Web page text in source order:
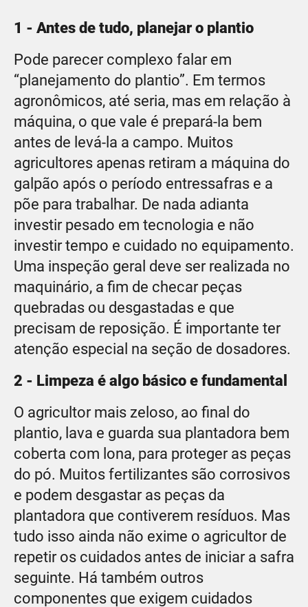
1 - Antes de tudo, planejar o plantio
Pode parecer complexo falar em
“planejamento do plantio”. Em termos
agronômicos, até seria, mas em relação à
máquina, o que vale é prepará-la bem
antes de levá-la a campo. Muitos
agricultores apenas retiram a máquina do
galpão após o período entressafras e a
põe para trabalhar. De nada adianta
investir pesado em tecnologia e não
investir tempo e cuidado no equipamento.
Uma inspeção geral deve ser realizada no
maquinário, a fim de checar peças
quebradas ou desgastadas e que
precisam de reposição. É importante ter
atenção especial na seção de dosadores.
2 - Limpeza é algo básico e fundamental
O agricultor mais zeloso, ao final do
plantio, lava e guarda sua plantadora bem
coberta com lona, para proteger as peças
do pó. Muitos fertilizantes são corrosivos
e podem desgastar as peças da
plantadora que contiverem resíduos. Mas
tudo isso ainda não exime o agricultor de
repetir os cuidados antes de iniciar a safra
seguinte. Há também outros
componentes que exigem cuidados